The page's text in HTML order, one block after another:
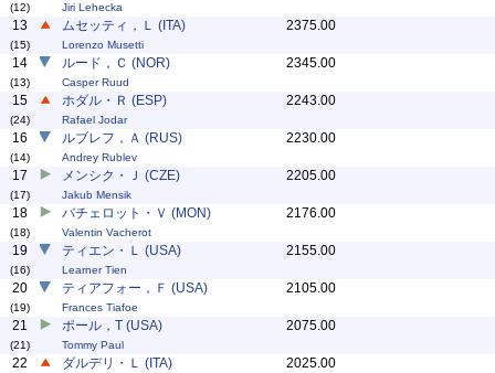
(12) Jiri Lehecka
13
(15)
ムセッティ，Ｌ (ITA)
Lorenzo Musetti
2375.00
14
(13)
ルード，Ｃ (NOR)
Casper Ruud
2345.00
15
(24)
ホダル・Ｒ (ESP)
Rafael Jodar
2243.00
16
(14)
ルブレフ，Ａ (RUS)
Andrey Rublev
2230.00
17
(17)
メンシク・Ｊ (CZE)
Jakub Mensik
2205.00
18
(18)
バチェロット・Ｖ (MON)
Valentin Vacherot
2176.00
19
(16)
ティエン・Ｌ (USA)
Learner Tien
2155.00
20
(19)
ティアフォー，Ｆ (USA)
Frances Tiafoe
2105.00
21
(21)
ポール，T (USA)
Tommy Paul
2075.00
22 ダルデリ・Ｌ (ITA) 2025.00